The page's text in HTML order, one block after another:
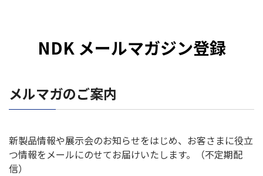
NDK メールマガジン登録
メルマガのご案内
新製品情報や展示会のお知らせをはじめ、お客さまに役立
つ情報をメールにのせてお届けいたします。（不定期配
信）